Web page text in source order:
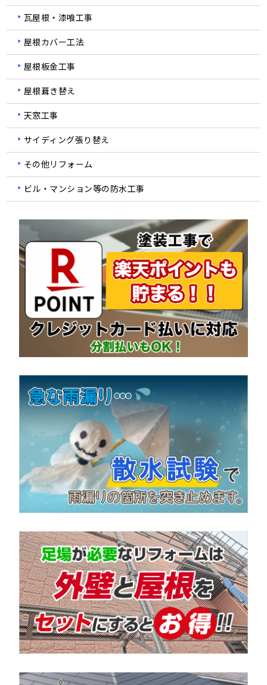
瓦屋根・漆喰工事
屋根カバー工法
屋根板金工事
屋根葺き替え
天窓工事
サイディング張り替え
その他リフォーム
ビル・マンション等の防水工事